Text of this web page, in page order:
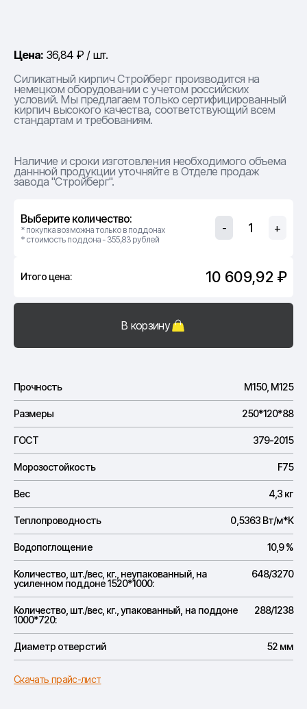
Цена: 36,84 ₽ / шт.
Cиликатный кирпич Стройберг производится на
немецком оборудовании с учетом российских
условий. Мы предлагаем только сертифицированный
кирпич высокого качества, соответствующий всем
стандартам и требованиям.
Наличие и сроки изготовления необходимого объема
даннной продукции уточняйте в Отделе продаж
завода "Стройберг".
Скачать прайс-лист
Прочность M150, M125
Размеры 250*120*88
ГОСТ 379-2015
Морозостойкость F75
Вес 4,3 кг
Теплопроводность 0,5363 Вт/м*К
Водопоглощение 10,9 %
Количество, шт./вес, кг., неупакованный, на
усиленном поддоне 1520*1000:
648/3270
Количество, шт./вес, кг., упакованный, на поддоне
1000*720:
288/1238
Диаметр отверстий 52 мм
Выберите количество:
* покупка возможна только в поддонах
* стоимость поддона - 355,83 рублей
- +
Итого цена: 10 609,92 ₽
В корзину